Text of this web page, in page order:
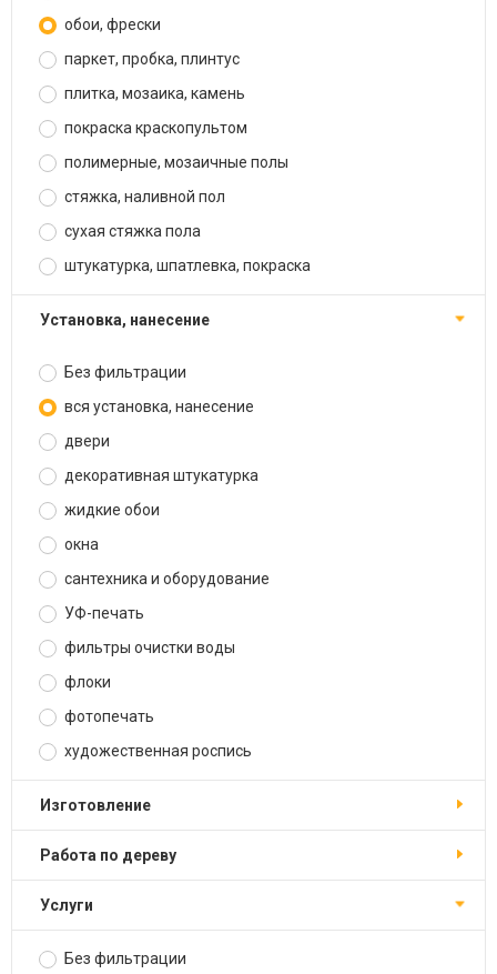
обои, фрески
паркет, пробка, плинтус
плитка, мозаика, камень
покраска краскопультом
полимерные, мозаичные полы
стяжка, наливной пол
сухая стяжка пола
штукатурка, шпатлевка, покраска
установка, нанесение
Без фильтрации
вся установка, нанесение
двери
декоративная штукатурка
жидкие обои
окна
сантехника и оборудование
УФ-печать
фильтры очистки воды
флоки
фотопечать
художественная роспись
изготовление
работа по дереву
услуги
Без фильтрации